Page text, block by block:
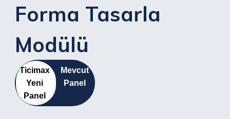
Forma Tasarla
Modülü
Ticimax
Yeni
Panel
Mevcut
Panel